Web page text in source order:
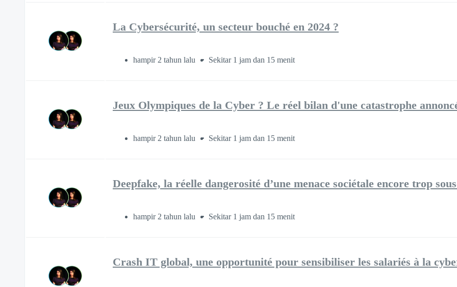
La Cybersécurité, un secteur bouché en 2024 ?
hampir 2 tahun lalu Sekitar 1 jam dan 15 menit
Jeux Olympiques de la Cyber ? Le réel bilan d'une catastrophe
hampir 2 tahun lalu Sekitar 1 jam dan 15 menit
Deepfake, la réelle dangerosité d’une menace sociétale encore trop
hampir 2 tahun lalu Sekitar 1 jam dan 15 menit
Crash IT global, une opportunité pour sensibiliser les salariés à la